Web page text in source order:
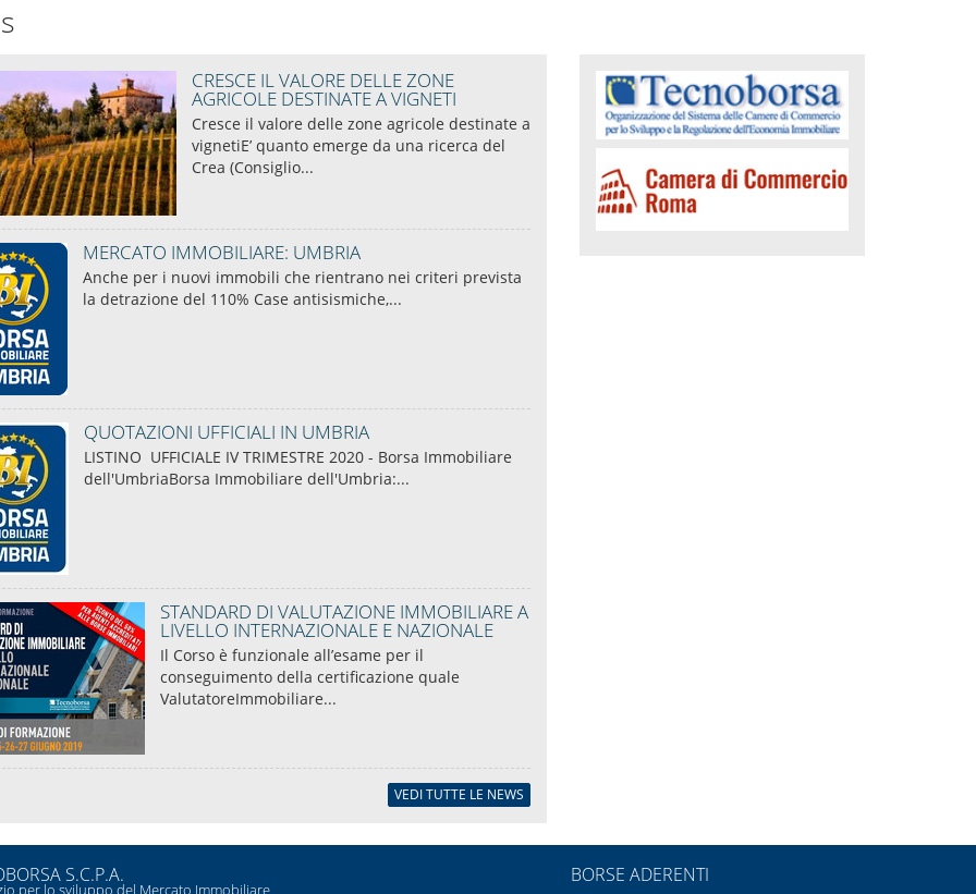
CRESCE IL VALORE DELLE ZONE
AGRICOLE DESTINATE A VIGNETI
Cresce il valore delle zone agricole destinate a
vignetiE’ quanto emerge da una ricerca del
Crea (Consiglio...
MERCATO IMMOBILIARE: UMBRIA
Anche per i nuovi immobili che rientrano nei criteri prevista
la detrazione del 110% Case antisismiche,...
QUOTAZIONI UFFICIALI IN UMBRIA
LISTINO UFFICIALE IV TRIMESTRE 2020 - Borsa Immobiliare
dell'UmbriaBorsa Immobiliare dell'Umbria:...
STANDARD DI VALUTAZIONE IMMOBILIARE A
LIVELLO INTERNAZIONALE E NAZIONALE
Il Corso è funzionale all’esame per il
conseguimento della certificazione quale
ValutatoreImmobiliare...
VEDI TUTTE LE NEWS
S.C.P.A.
per lo sviluppo del Mercato Immobiliare
BORSE ADERENTI